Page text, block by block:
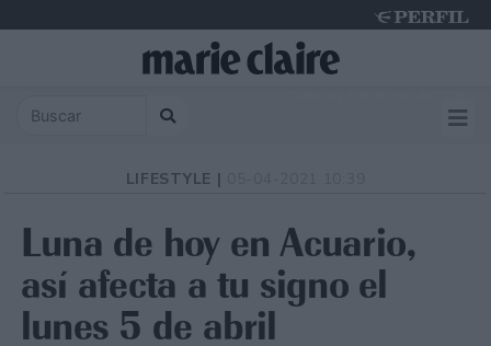
LIFESTYLE |
Luna de hoy en Acuario,
así afecta a tu signo el
lunes 5 de abril